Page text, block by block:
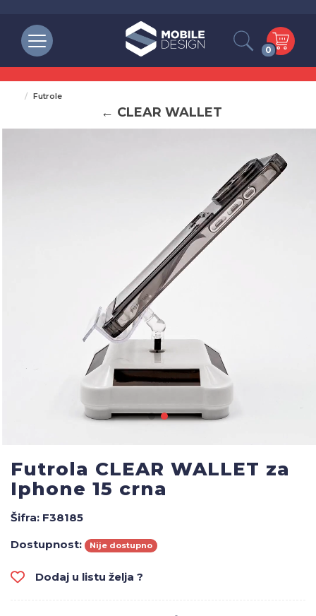
0
Futrole
← CLEAR WALLET
Futrola CLEAR WALLET za
Iphone 15 crna
Šifra: F38185
Dostupnost:
Nije dostupno
Dodaj u listu želja ?